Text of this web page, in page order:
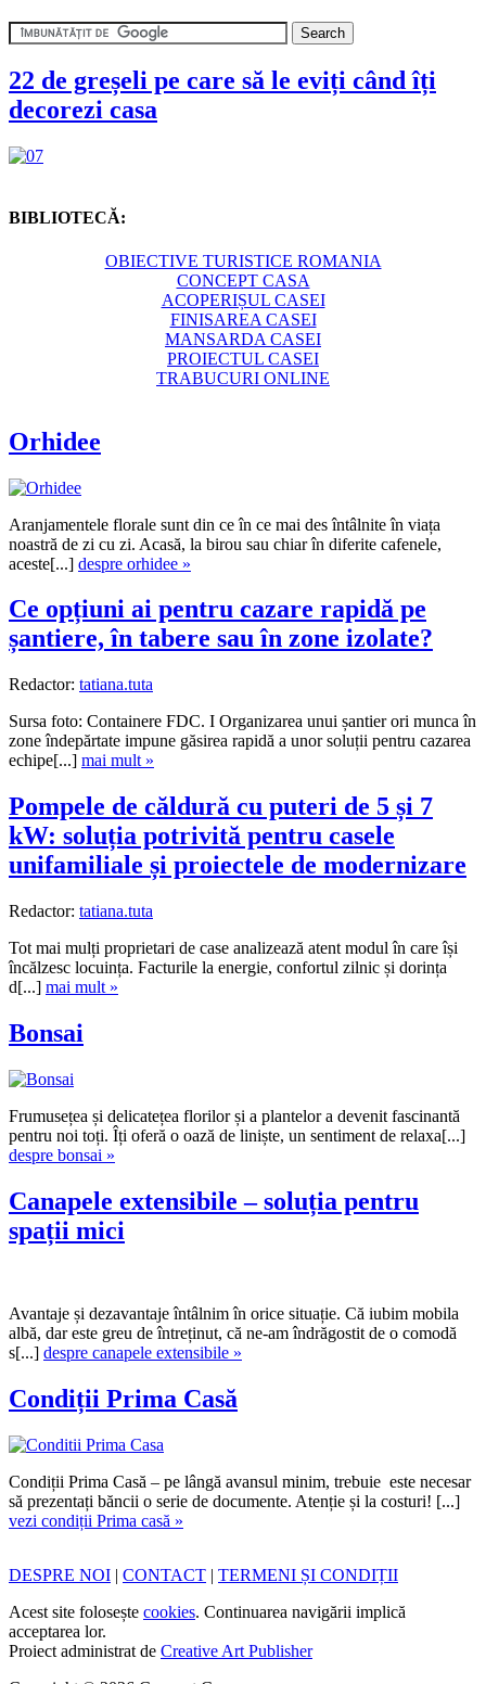
22 de greșeli pe care să le eviți când îți
decorezi casa
BIBLIOTECĂ:
OBIECTIVE TURISTICE ROMANIA
CONCEPT CASA
ACOPERIȘUL CASEI
FINISAREA CASEI
MANSARDA CASEI
PROIECTUL CASEI
TRABUCURI ONLINE
Orhidee
Aranjamentele florale sunt din ce în ce mai des întâlnite în viața
noastră de zi cu zi. Acasă, la birou sau chiar în diferite cafenele,
aceste[...] despre orhidee »
Ce opțiuni ai pentru cazare rapidă pe
șantiere, în tabere sau în zone izolate?
Redactor: tatiana.tuta
Sursa foto: Containere FDC. I Organizarea unui șantier ori munca în
zone îndepărtate impune găsirea rapidă a unor soluții pentru cazarea
echipe[...] mai mult »
Pompele de căldură cu puteri de 5 și 7
kW: soluția potrivită pentru casele
unifamiliale și proiectele de modernizare
Redactor: tatiana.tuta
Tot mai mulți proprietari de case analizează atent modul în care își
încălzesc locuința. Facturile la energie, confortul zilnic și dorința
d[...] mai mult »
Bonsai
Frumusețea și delicatețea florilor și a plantelor a devenit fascinantă
pentru noi toți. Îți oferă o oază de liniște, un sentiment de relaxa[...]
despre bonsai »
Canapele extensibile – soluția pentru
spații mici
Avantaje și dezavantaje întâlnim în orice situație. Că iubim mobila
albă, dar este greu de întreținut, că ne-am îndrăgostit de o comodă
s[...] despre canapele extensibile »
Condiții Prima Casă
Condiții Prima Casă – pe lângă avansul minim, trebuie este necesar
să prezentați băncii o serie de documente. Atenție și la costuri! [...]
vezi condiții Prima casă »
DESPRE NOI | CONTACT | TERMENI ȘI CONDIȚII
Acest site folosește cookies. Continuarea navigării implică
acceptarea lor.
Proiect administrat de Creative Art Publisher